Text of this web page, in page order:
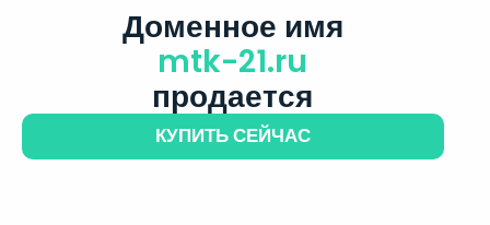
Доменное имя
mtk-21.ru
продается
КУПИТЬ СЕЙЧАС